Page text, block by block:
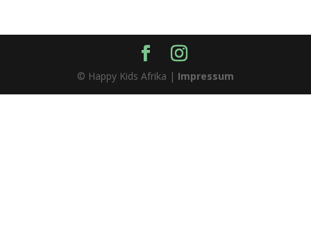
© Happy Kids Afrika | Impressum